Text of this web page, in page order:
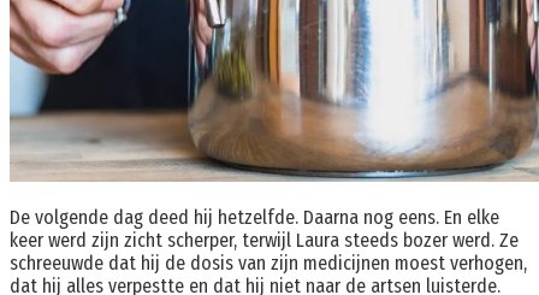
De volgende dag deed hij hetzelfde. Daarna nog eens. En elke
keer werd zijn zicht scherper, terwijl Laura steeds bozer werd. Ze
schreeuwde dat hij de dosis van zijn medicijnen moest verhogen,
dat hij alles verpestte en dat hij niet naar de artsen luisterde.